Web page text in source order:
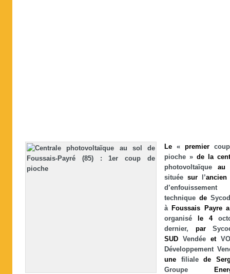
Le « premier
pioche » de la
photovoltaïque au
située sur l’ancien
d’enfouissement
technique de
à Foussais Payre a
organisé
le 4
dernier, par
SUD Vendée et
Développement
une filialede
Groupe